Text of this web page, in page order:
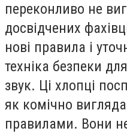
переконливо не
досвідчених
нові правила і
техніка безпеки
звук. Ці хлопці
як комічно
правилами. Вони